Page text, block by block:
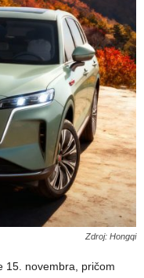
Zdroj: Hongqi
15. novembra, pričom